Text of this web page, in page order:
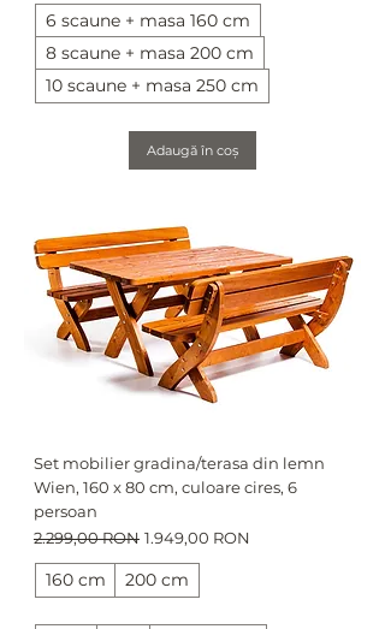
6 scaune + masa 160 cm
8 scaune + masa 200 cm
10 scaune + masa 250 cm
Adaugă în coș
Set mobilier gradina/terasa din lemn
Wien, 160 x 80 cm, culoare cires, 6
persoan
Preț normal
2.299,00 RON Preț redus
1.949,00 RON
160 cm 200 cm